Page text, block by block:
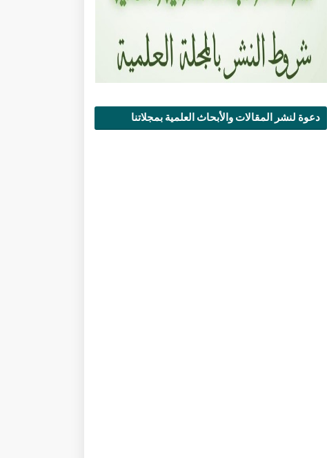
دعوة لنشر المقالات والأبحاث العلمية بمجلاتنا